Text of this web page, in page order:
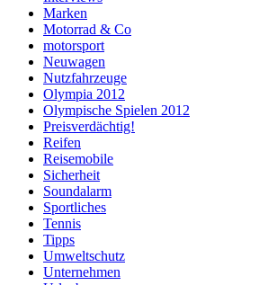
Marken
Motorrad & Co
motorsport
Neuwagen
Nutzfahrzeuge
Olympia 2012
Olympische Spielen 2012
Preisverdächtig!
Reifen
Reisemobile
Sicherheit
Soundalarm
Sportliches
Tennis
Tipps
Umweltschutz
Unternehmen